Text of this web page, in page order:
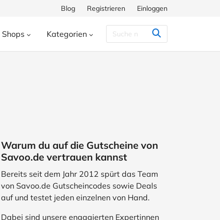
Blog Registrieren Einloggen
Shops
TUI WeightWatchers
Kategorien
Haustierbedarf
Sport Studenten
Wohnen & Garten
Warum du auf die Gutscheine von
Savoo.de vertrauen kannst
Bereits seit dem Jahr 2012 spürt das Team
von Savoo.de Gutscheincodes sowie Deals
auf und testet jeden einzelnen von Hand.
Dabei sind unsere engagierten Expertinnen